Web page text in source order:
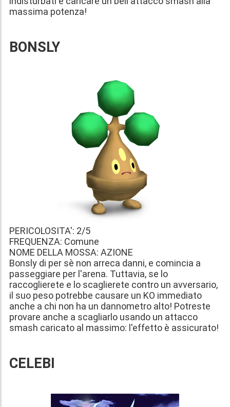
massima potenza!
BONSLY
PERICOLOSITA': 2/5
FREQUENZA: Comune
NOME DELLA MOSSA: AZIONE
Bonsly di per sè non arreca danni, e comincia a
passeggiare per l'arena. Tuttavia, se lo
raccoglierete e lo scaglierete contro un avversario,
il suo peso potrebbe causare un KO immediato
anche a chi non ha un dannometro alto! Potreste
provare anche a scagliarlo usando un attacco
smash caricato al massimo: l'effetto è assicurato!
CELEBI